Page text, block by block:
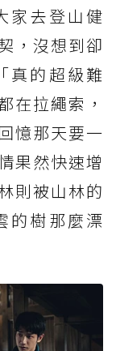
家去登山健
，沒想到卻
真的超級難
在拉繩索，
憶那天要一
果然快速增
則被山林的
的樹那麼漂